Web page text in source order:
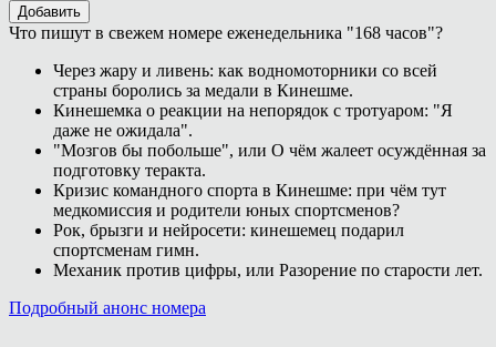
Добавить
Что пишут в свежем номере еженедельника "168 часов"?
Через жару и ливень: как водномоторники со всей
страны боролись за медали в Кинешме.
Кинешемка о реакции на непорядок с тротуаром: "Я
даже не ожидала".
"Мозгов бы побольше", или О чём жалеет осуждённая за
подготовку теракта.
Кризис командного спорта в Кинешме: при чём тут
медкомиссия и родители юных спортсменов?
Рок, брызги и нейросети: кинешемец подарил
спортсменам гимн.
Механик против цифры, или Разорение по старости лет.
Подробный анонс номера